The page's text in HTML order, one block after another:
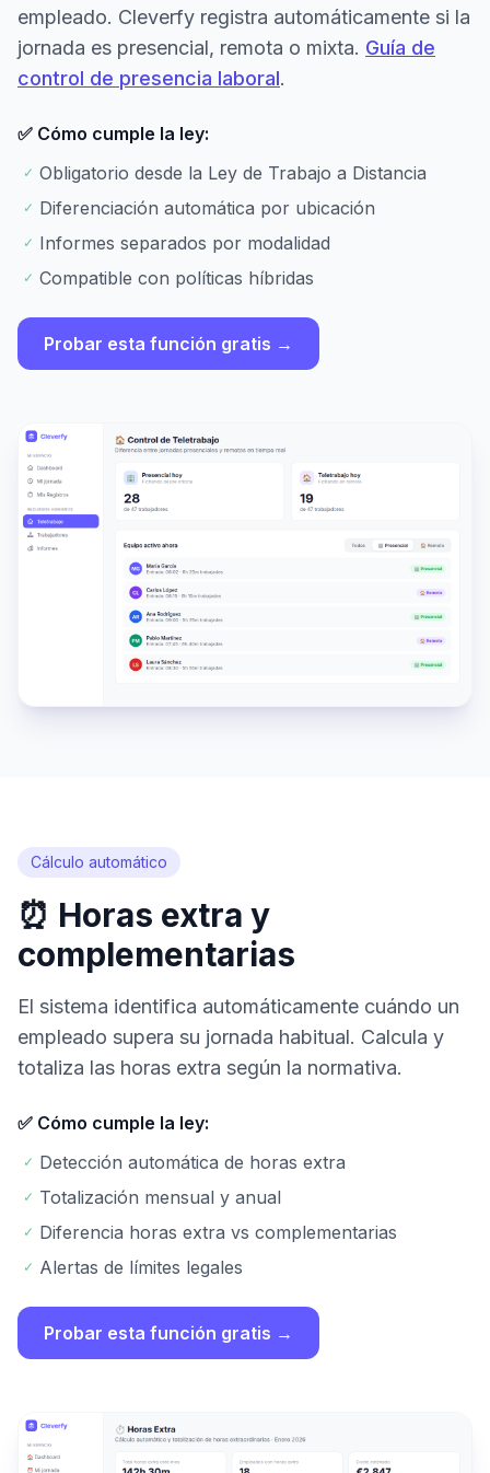
empleado. Cleverfy registra automáticamente si la
jornada es presencial, remota o mixta. Guía de
control de presencia laboral.
✅ Cómo cumple la ley:
✓ Obligatorio desde la Ley de Trabajo a Distancia
✓ Diferenciación automática por ubicación
✓ Informes separados por modalidad
✓ Compatible con políticas híbridas
Probar esta función gratis →
Cálculo automático
⏰ Horas extra y
complementarias
El sistema identifica automáticamente cuándo un
empleado supera su jornada habitual. Calcula y
totaliza las horas extra según la normativa.
✅ Cómo cumple la ley:
✓ Detección automática de horas extra
✓ Totalización mensual y anual
✓ Diferencia horas extra vs complementarias
✓ Alertas de límites legales
Probar esta función gratis →